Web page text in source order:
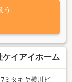
様の住いのお手
りますので、空
気軽にご相談く
う
イアイホーム
ミタキヤ横川ビ